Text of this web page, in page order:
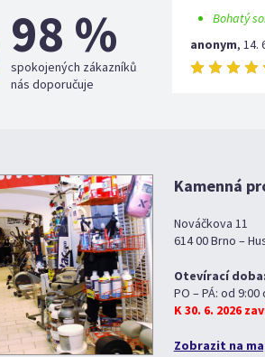
98 %
spokojených zákazníků
nás doporučuje
Bohatý
anonym, 14.
Kamenná
Nováčkova 11
614 00 Brno –
Otevírací doba:
PO – PÁ: od
K 30. 6. 2026
Zobrazit na